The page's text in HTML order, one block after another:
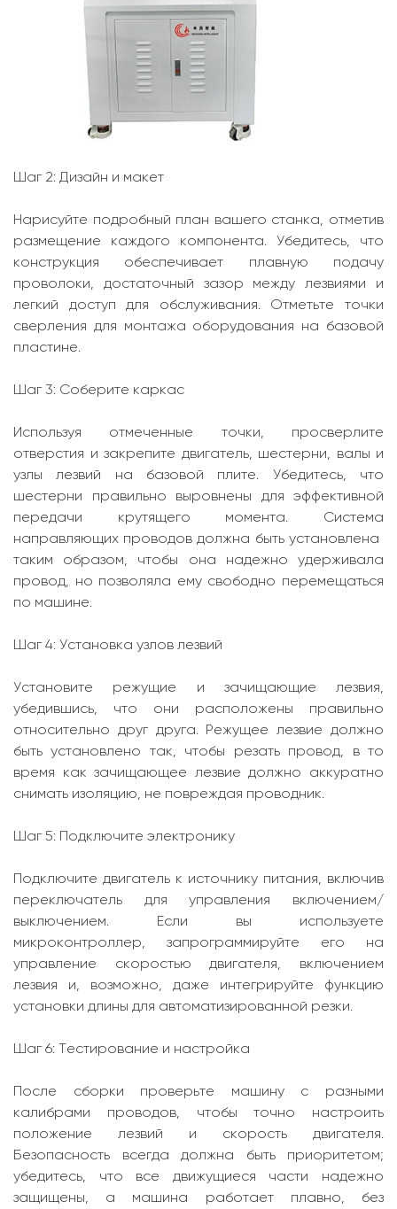
Шаг 2: Дизайн и макет
Нарисуйте подробный план вашего станка, отметив
размещение каждого компонента. Убедитесь, что
конструкция обеспечивает плавную подачу
проволоки, достаточный зазор между лезвиями и
легкий доступ для обслуживания. Отметьте точки
сверления для монтажа оборудования на базовой
пластине.
Шаг 3: Соберите каркас
Используя отмеченные точки, просверлите
отверстия и закрепите двигатель, шестерни, валы и
узлы лезвий на базовой плите. Убедитесь, что
шестерни правильно выровнены для эффективной
передачи крутящего момента. Система
направляющих проводов должна быть установлена ​​
таким образом, чтобы она надежно удерживала
провод, но позволяла ему свободно перемещаться
по машине.
Шаг 4: Установка узлов лезвий
Установите режущие и зачищающие лезвия,
убедившись, что они расположены правильно
относительно друг друга. Режущее лезвие должно
быть установлено так, чтобы резать провод, в то
время как зачищающее лезвие должно аккуратно
снимать изоляцию, не повреждая проводник.
Шаг 5: Подключите электронику
Подключите двигатель к источнику питания, включив
переключатель для управления включением/
выключением. Если вы используете
микроконтроллер, запрограммируйте его на
управление скоростью двигателя, включением
лезвия и, возможно, даже интегрируйте функцию
установки длины для автоматизированной резки.
Шаг 6: Тестирование и настройка
После сборки проверьте машину с разными
калибрами проводов, чтобы точно настроить
положение лезвий и скорость двигателя.
Безопасность всегда должна быть приоритетом;
убедитесь, что все движущиеся части надежно
защищены, а машина работает плавно, без